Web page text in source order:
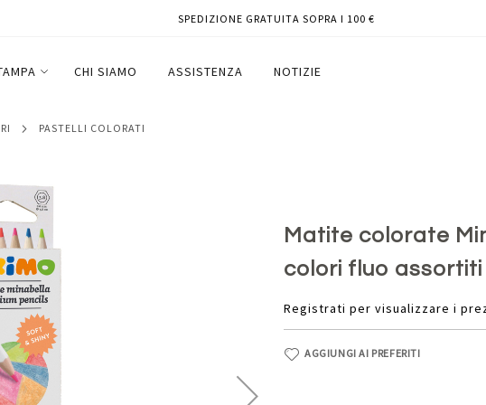
SPEDIZIONE GRATUITA SOPRA I 100 €
CHI SIAMO ASSISTENZA NOTIZIE
PASTELLI COLORATI
Matite colorate
colori fluo
Registrati per visualizzare i
AGGIUNGI AI PREFERITI
mina 3,8 mm - colori fluo assortiti -